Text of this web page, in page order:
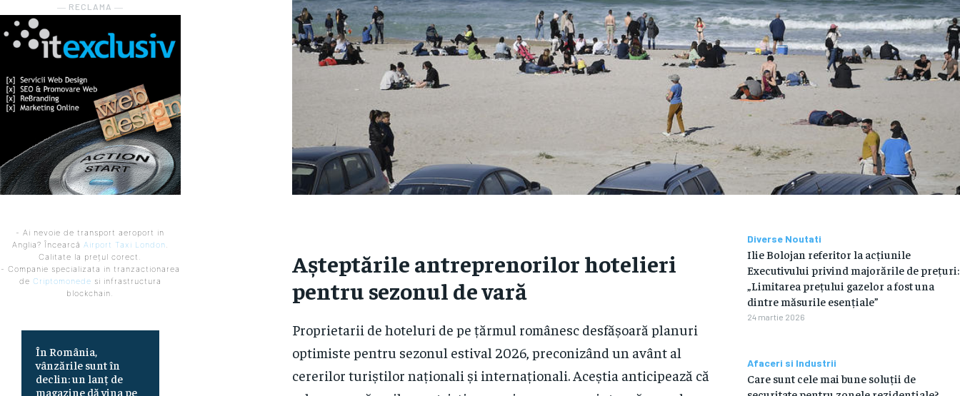
― RECLAMA ―
- Ai nevoie de transport aeroport in
Anglia? Încearcă Airport Taxi London.
Calitate la prețul corect.
- Companie specializata in tranzactionarea
de Criptomonede si infrastructura
blockchain.
În România,
vânzările sunt în
declin: un lanț de
magazine dă vina pe
Așteptările antreprenorilor hotelieri
pentru sezonul de vară
Proprietarii de hoteluri de pe țărmul românesc desfășoară planuri
optimiste pentru sezonul estival 2026, preconizând un avânt al
cererilor turiștilor naționali și internaționali. Aceștia anticipează că
Diverse Noutati
Ilie Bolojan referitor la acțiunile
Executivului privind majorările de prețuri:
„Limitarea prețului gazelor a fost una
dintre măsurile esențiale”
24 martie 2026
Afaceri si Industrii
Care sunt cele mai bune soluții de